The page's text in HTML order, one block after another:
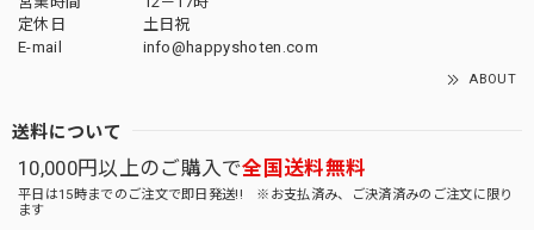
定休日
土日祝
E-mail
info@happyshoten.com
ABOUT
送料について
10,000円以上のご購入で全国送料無料
平日は15時までのご注文で即日発送!! ※お支払済み、ご決済済みのご注文に限り
ます